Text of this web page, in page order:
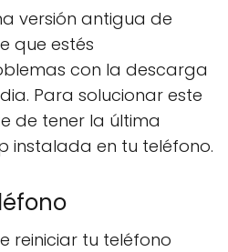
versión antigua de
que estés
con la descarga
Para solucionar este
de tener la última
instalada en tu teléfono.
reiniciar tu teléfono